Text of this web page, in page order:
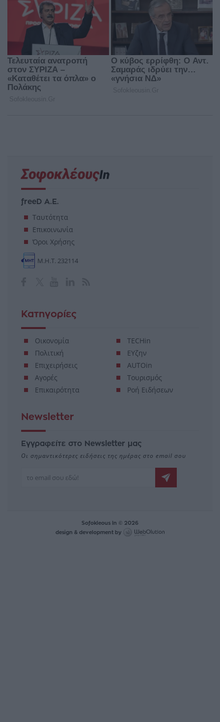
freeD Α.Ε.
Ταυτότητα
Επικοινωνία
Όροι Χρήσης
Μ.Η.Τ. 232114
Κατηγορίες
Οικονομία
Πολιτική
Επιχειρήσεις
Αγορές
Επικαιρότητα
TECHin
ΕΥζην
AUTOin
Τουρισμός
Ροή Ειδήσεων
Newsletter
Εγγραφείτε στο Newsletter μας
Οι σημαντικότερες ειδήσεις της ημέρας στο email σου
Sofokleous In © 2026
design & development by